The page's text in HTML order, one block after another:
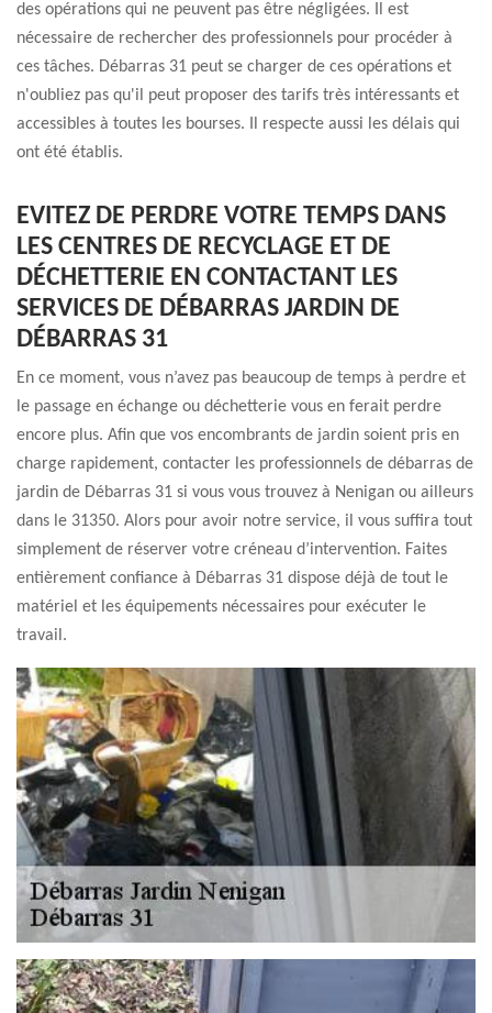
des opérations qui ne peuvent pas être négligées. Il est
nécessaire de rechercher des professionnels pour procéder à
ces tâches. Débarras 31 peut se charger de ces opérations et
n'oubliez pas qu'il peut proposer des tarifs très intéressants et
accessibles à toutes les bourses. Il respecte aussi les délais qui
ont été établis.
EVITEZ DE PERDRE VOTRE TEMPS DANS
LES CENTRES DE RECYCLAGE ET DE
DÉCHETTERIE EN CONTACTANT LES
SERVICES DE DÉBARRAS JARDIN DE
DÉBARRAS 31
En ce moment, vous n’avez pas beaucoup de temps à perdre et
le passage en échange ou déchetterie vous en ferait perdre
encore plus. Afin que vos encombrants de jardin soient pris en
charge rapidement, contacter les professionnels de débarras de
jardin de Débarras 31 si vous vous trouvez à Nenigan ou ailleurs
dans le 31350. Alors pour avoir notre service, il vous suffira tout
simplement de réserver votre créneau d’intervention. Faites
entièrement confiance à Débarras 31 dispose déjà de tout le
matériel et les équipements nécessaires pour exécuter le
travail.